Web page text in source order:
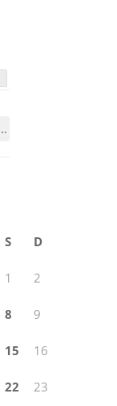
S D
1 2
8 9
15 16
22 23